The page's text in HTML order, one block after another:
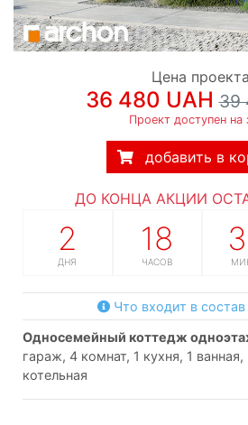
Цена
36 480 UAH39
Проект доступен на
добавить в
ДО КОНЦА АКЦИИ
2
ДНЯ
18
ЧАСОВ
Что входит в состав
односемейный коттедж
гараж, 4 комнат, 1 кухня, 1 ванная,
котельная